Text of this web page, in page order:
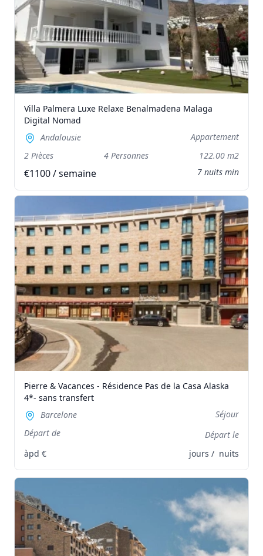
Villa Palmera Luxe Relaxe Benalmadena Malaga
Digital Nomad
Andalousie
Appartement
2 Pièces
4 Personnes 122.00 m2
€1100 / semaine 7 nuits min
Pierre & Vacances - Résidence Pas de la Casa Alaska
4*- sans transfert
Barcelone
Séjour
Départ de
Départ le
àpd € jours / nuits